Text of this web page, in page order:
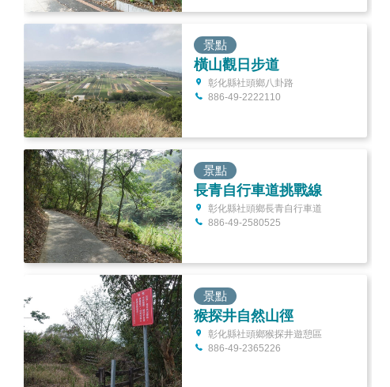
景點
橫山觀日步道
彰化縣社頭鄉八卦路
886-49-2222110
景點
長青自行車道挑戰線
彰化縣社頭鄉長青自行車道
886-49-2580525
景點
猴探井自然山徑
彰化縣社頭鄉猴探井遊憩區
886-49-2365226